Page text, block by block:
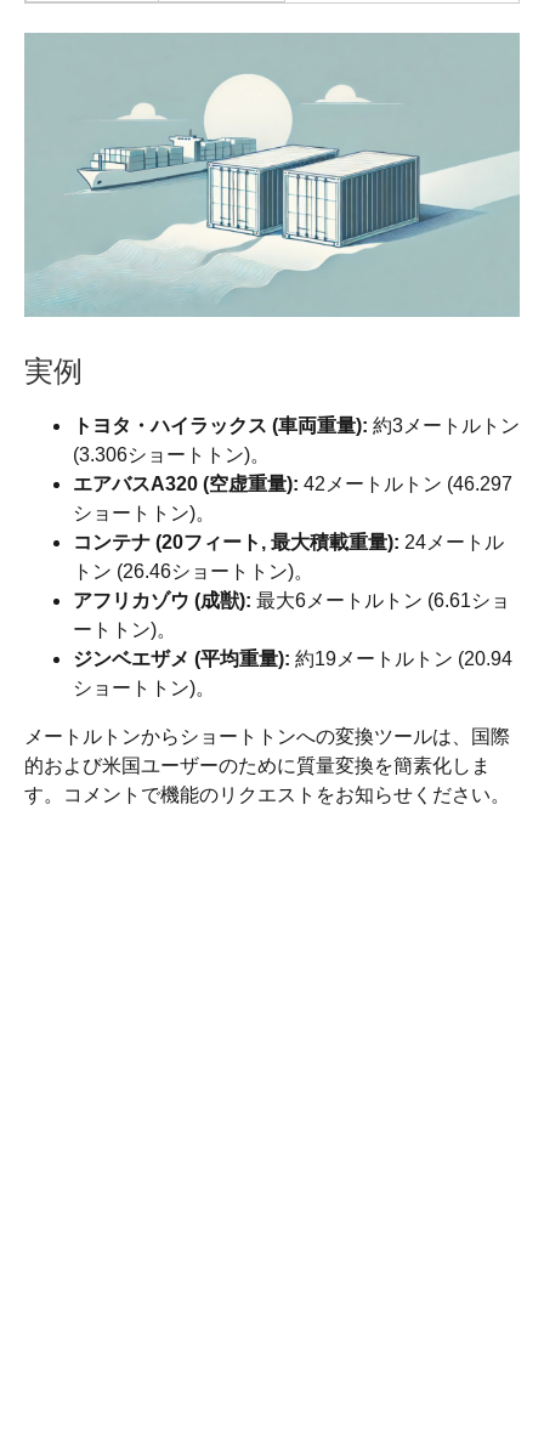
実例
トヨタ・ハイラックス (車両重量): 約3メートルトン
(3.306ショートトン)。
エアバスA320 (空虚重量): 42メートルトン (46.297
ショートトン)。
コンテナ (20フィート, 最大積載重量): 24メートル
トン (26.46ショートトン)。
アフリカゾウ (成獣): 最大6メートルトン (6.61ショ
ートトン)。
ジンベエザメ (平均重量): 約19メートルトン (20.94
ショートトン)。
メートルトンからショートトンへの変換ツールは、国際
的および米国ユーザーのために質量変換を簡素化しま
す。コメントで機能のリクエストをお知らせください。